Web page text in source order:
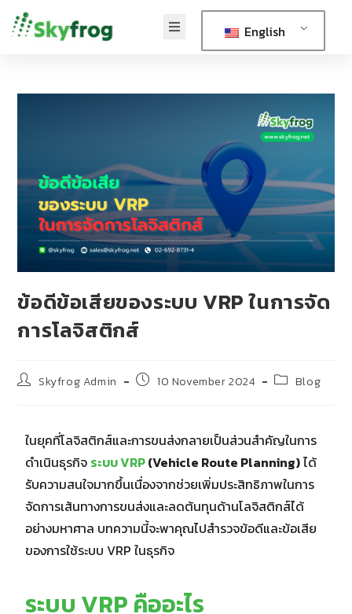
English
ข้อดีข้อเสียของระบบ VRP ในการจัด
การโลจิสติกส์
Skyfrog Admin 10 November 2024 Blog
ในยุคที่โลจิสติกส์และการขนส่งกลายเป็นส่วนสำคัญในการ
ดำเนินธุรกิจ ระบบ VRP(Vehicle Route Planning)ได้
รับความสนใจมากขึ้นเนื่องจากช่วยเพิ่มประสิทธิภาพในการ
จัดการเส้นทางการขนส่งและลดต้นทุนด้านโลจิสติกส์ได้
อย่างมหาศาล บทความนี้จะพาคุณไปสำรวจข้อดีและข้อเสีย
ของการใช้ระบบ VRP ในธุรกิจ
ระบบ VRP คืออะไร